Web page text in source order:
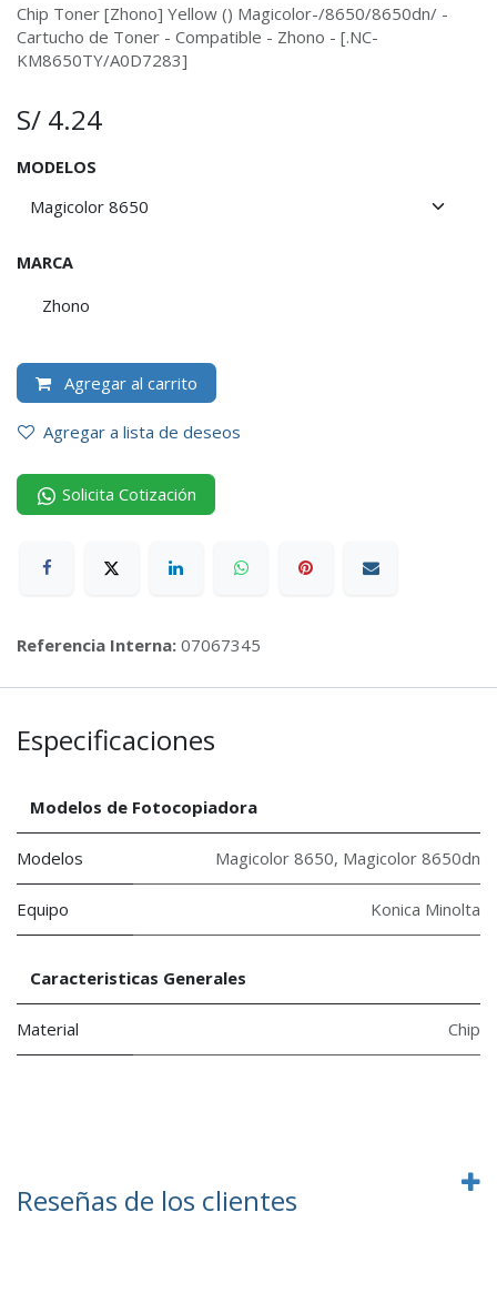
Chip Toner [Zhono] Yellow () Magicolor-/8650/8650dn/ -
Cartucho de Toner - Compatible - Zhono - [.NC-
KM8650TY/A0D7283]
S/ 4.24
MODELOS
MARCA
Zhono
Agregar al carrito
Agregar a lista de deseos
Solicita Cotización
Referencia Interna: 07067345
Especificaciones
Modelos de Fotocopiadora
Modelos Magicolor 8650, Magicolor 8650dn
Equipo Konica Minolta
Caracteristicas Generales
Material Chip
Reseñas de los clientes